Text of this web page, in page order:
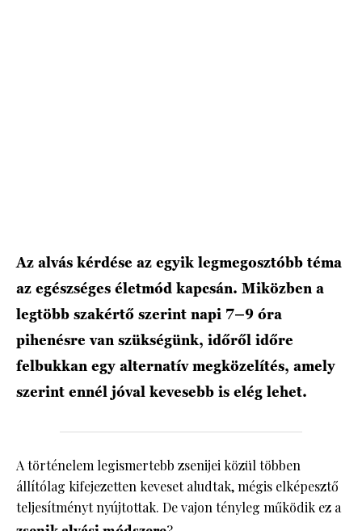
Az alvás kérdése az egyik legmegosztóbb téma
az egészséges életmód kapcsán. Miközben a
legtöbb szakértő szerint napi 7–9 óra
pihenésre van szükségünk, időről időre
felbukkan egy alternatív megközelítés, amely
szerint ennél jóval kevesebb is elég lehet.
A történelem legismertebb zsenijei közül többen
állítólag kifejezetten keveset aludtak, mégis elképesztő
teljesítményt nyújtottak. De vajon tényleg működik ez a